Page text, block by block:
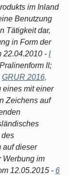
im Inland
Benutzung
Tätigkeit dar,
in Form der
22.04.2010 - I
II;
GRUR 2016,
eines mit einer
Zeichens auf
des
auf dieser
Werbung im
12.05.2015 - 6